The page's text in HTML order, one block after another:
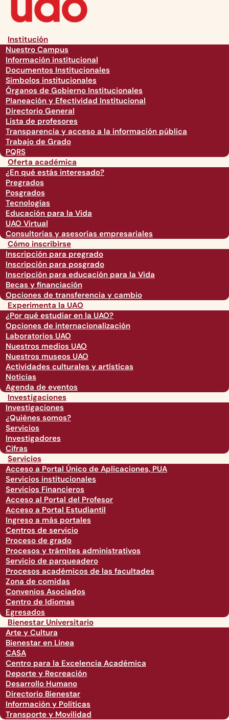
Institución
Nuestro Campus
Información institucional
Documentos Institucionales
Símbolos institucionales
Órganos de Gobierno Institucionales
Planeación y Efectividad Institucional
Directorio General
Lista de profesores
Transparencia y acceso a la información pública
Trabajo de Grado
PQRS
Oferta académica
¿En qué estás interesado?
Pregrados
Posgrados
Tecnologías
Educación para la Vida
UAO Virtual
Consultorías y asesorías empresariales
Cómo inscribirse
Inscripción para pregrado
Inscripción para posgrado
Inscripción para educación para la Vida
Becas y financiación
Opciones de transferencia y cambio
Experimenta la UAO
¿Por qué estudiar en la UAO?
Opciones de internacionalización
Laboratorios UAO
Nuestros medios UAO
Nuestros museos UAO
Actividades culturales y artísticas
Noticias
Agenda de eventos
Investigaciones
Investigaciones
¿Quiénes somos?
Servicios
Investigadores
Cifras
Servicios
Acceso a Portal Único de Aplicaciones, PUA
Servicios institucionales
Servicios Financieros
Acceso al Portal del Profesor
Acceso a Portal Estudiantil
Ingreso a más portales
Centros de servicio
Proceso de grado
Procesos y trámites administrativos
Servicio de parqueadero
Procesos académicos de las facultades
Zona de comidas
Convenios Asociados
Centro de Idiomas
Egresados
Bienestar Universitario
Arte y Cultura
Bienestar en Linea
CASA
Centro para la Excelencia Académica
Deporte y Recreación
Desarrollo Humano
Directorio Bienestar
Información y Políticas
Transporte y Movilidad